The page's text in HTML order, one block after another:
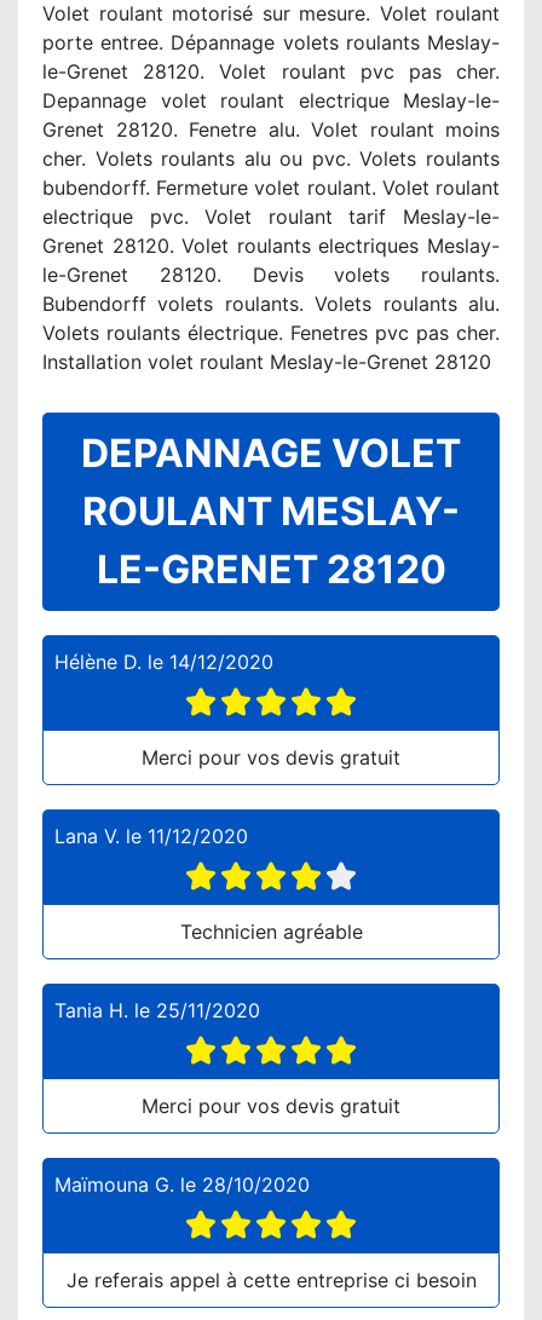
Volet roulant motorisé sur mesure. Volet roulant
porte entree. Dépannage volets roulants Meslay-
le-Grenet 28120. Volet roulant pvc pas cher.
Depannage volet roulant electrique Meslay-le-
Grenet 28120. Fenetre alu. Volet roulant moins
cher. Volets roulants alu ou pvc. Volets roulants
bubendorff. Fermeture volet roulant. Volet roulant
electrique pvc. Volet roulant tarif Meslay-le-
Grenet 28120. Volet roulants electriques Meslay-
le-Grenet 28120. Devis volets roulants.
Bubendorff volets roulants. Volets roulants alu.
Volets roulants électrique. Fenetres pvc pas cher.
Installation volet roulant Meslay-le-Grenet 28120
DEPANNAGE VOLET
ROULANT MESLAY-
LE-GRENET 28120
Hélène D. le 14/12/2020
Merci pour vos devis gratuit
Lana V. le 11/12/2020
Technicien agréable
Tania H. le 25/11/2020
Merci pour vos devis gratuit
Maïmouna G. le 28/10/2020
Je referais appel à cette entreprise ci besoin